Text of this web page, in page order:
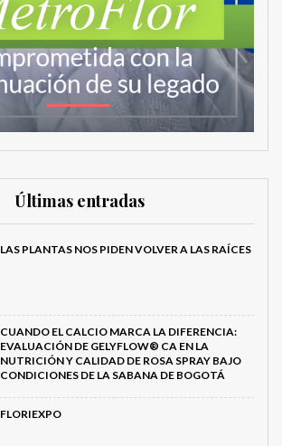
Últimas entradas
LAS PLANTAS NOS PIDEN VOLVER A LAS RAÍCES
CUANDO EL CALCIO MARCA LA DIFERENCIA:
EVALUACIÓN DE GELYFLOW® CA EN LA
NUTRICIÓN Y CALIDAD DE ROSA SPRAY BAJO
CONDICIONES DE LA SABANA DE BOGOTÁ
FLORIEXPO